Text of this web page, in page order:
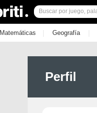
Matemáticas | Geografía |
Perfil